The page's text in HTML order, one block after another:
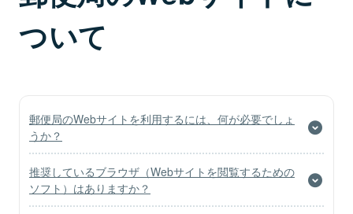
ついて
郵便局のWebサイトを利用するには、何が必要でしょ
うか？
推奨しているブラウザ（Webサイトを閲覧するための
ソフト）はありますか？